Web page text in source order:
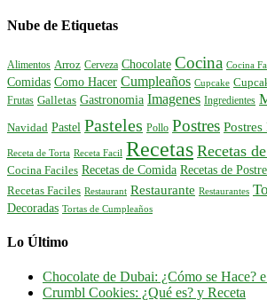
Nube de Etiquetas
Alimentos Arroz Cerveza Chocolate Cocina Cocina
Comidas Como Hacer Cumpleaños Cupcake
Frutas Galletas Gastronomia Imagenes Ingredientes
Navidad Pastel Pasteles Pollo Postres Postres
Receta de Torta Receta Facil Recetas Recetas
Cocina Faciles Recetas de Comida Recetas de
Recetas Faciles Restaurant Restaurante Restaurantes
Decoradas Tortas de Cumpleaños
Lo Último
Chocolate de Dubai: ¿Cómo se Hace?
Crumbl Cookies: ¿Qué es? y Receta